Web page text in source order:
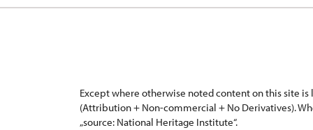
Except where otherwise noted content on this site is
(Attribution + Non-commercial + No Derivatives).
„source: National Heritage Institute“.